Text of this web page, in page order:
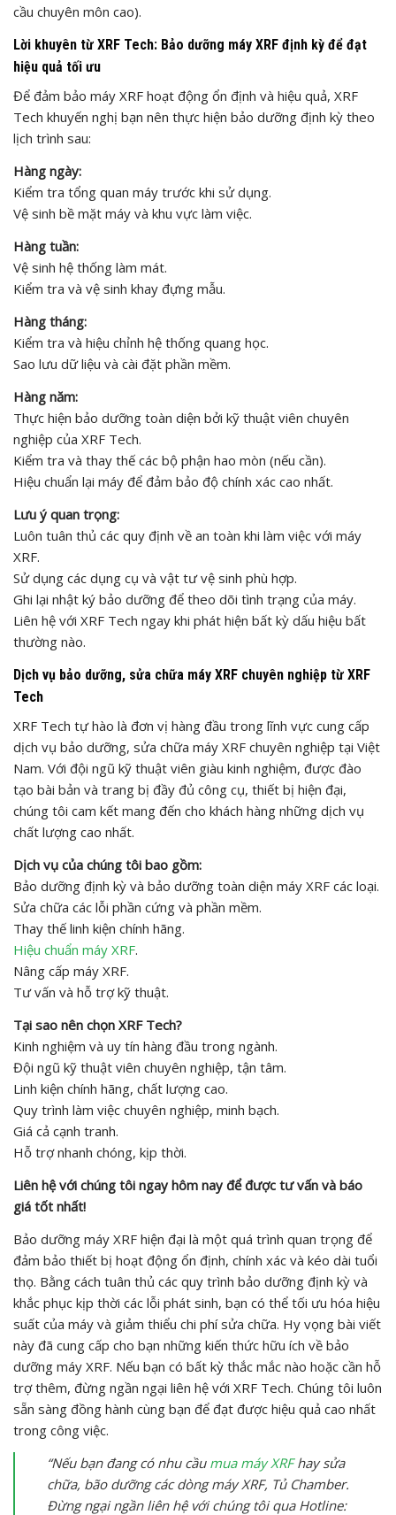
cầu chuyên môn cao).
Lời khuyên từ XRF Tech: Bảo dưỡng máy XRF định kỳ để đạt
hiệu quả tối ưu
Để đảm bảo máy XRF hoạt động ổn định và hiệu quả, XRF
Tech khuyến nghị bạn nên thực hiện bảo dưỡng định kỳ theo
lịch trình sau:
Hàng ngày:
Kiểm tra tổng quan máy trước khi sử dụng.
Vệ sinh bề mặt máy và khu vực làm việc.
Hàng tuần:
Vệ sinh hệ thống làm mát.
Kiểm tra và vệ sinh khay đựng mẫu.
Hàng tháng:
Kiểm tra và hiệu chỉnh hệ thống quang học.
Sao lưu dữ liệu và cài đặt phần mềm.
Hàng năm:
Thực hiện bảo dưỡng toàn diện bởi kỹ thuật viên chuyên
nghiệp của XRF Tech.
Kiểm tra và thay thế các bộ phận hao mòn (nếu cần).
Hiệu chuẩn lại máy để đảm bảo độ chính xác cao nhất.
Lưu ý quan trọng:
Luôn tuân thủ các quy định về an toàn khi làm việc với máy
XRF.
Sử dụng các dụng cụ và vật tư vệ sinh phù hợp.
Ghi lại nhật ký bảo dưỡng để theo dõi tình trạng của máy.
Liên hệ với XRF Tech ngay khi phát hiện bất kỳ dấu hiệu bất
thường nào.
Dịch vụ bảo dưỡng, sửa chữa máy XRF chuyên nghiệp từ XRF
Tech
XRF Tech tự hào là đơn vị hàng đầu trong lĩnh vực cung cấp
dịch vụ bảo dưỡng, sửa chữa máy XRF chuyên nghiệp tại Việt
Nam. Với đội ngũ kỹ thuật viên giàu kinh nghiệm, được đào
tạo bài bản và trang bị đầy đủ công cụ, thiết bị hiện đại,
chúng tôi cam kết mang đến cho khách hàng những dịch vụ
chất lượng cao nhất.
Dịch vụ của chúng tôi bao gồm:
Bảo dưỡng định kỳ và bảo dưỡng toàn diện máy XRF các loại.
Sửa chữa các lỗi phần cứng và phần mềm.
Thay thế linh kiện chính hãng.
Hiệu chuẩn máy XRF.
Nâng cấp máy XRF.
Tư vấn và hỗ trợ kỹ thuật.
Tại sao nên chọn XRF Tech?
Kinh nghiệm và uy tín hàng đầu trong ngành.
Đội ngũ kỹ thuật viên chuyên nghiệp, tận tâm.
Linh kiện chính hãng, chất lượng cao.
Quy trình làm việc chuyên nghiệp, minh bạch.
Giá cả cạnh tranh.
Hỗ trợ nhanh chóng, kịp thời.
Liên hệ với chúng tôi ngay hôm nay để được tư vấn và báo
giá tốt nhất!
Bảo dưỡng máy XRF hiện đại là một quá trình quan trọng để
đảm bảo thiết bị hoạt động ổn định, chính xác và kéo dài tuổi
thọ. Bằng cách tuân thủ các quy trình bảo dưỡng định kỳ và
khắc phục kịp thời các lỗi phát sinh, bạn có thể tối ưu hóa hiệu
suất của máy và giảm thiểu chi phí sửa chữa. Hy vọng bài viết
này đã cung cấp cho bạn những kiến thức hữu ích về bảo
dưỡng máy XRF. Nếu bạn có bất kỳ thắc mắc nào hoặc cần hỗ
trợ thêm, đừng ngần ngại liên hệ với XRF Tech. Chúng tôi luôn
sẵn sàng đồng hành cùng bạn để đạt được hiệu quả cao nhất
trong công việc.
“Nếu bạn đang có nhu cầu mua máy XRFhay sửa
chữa, bão dưỡng các dòng máy XRF, Tủ Chamber.
Đừng ngại ngần liên hệ với chúng tôi qua Hotline: